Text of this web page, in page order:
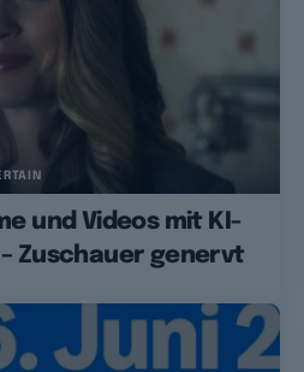
und Videos mit KI-
Zuschauer genervt